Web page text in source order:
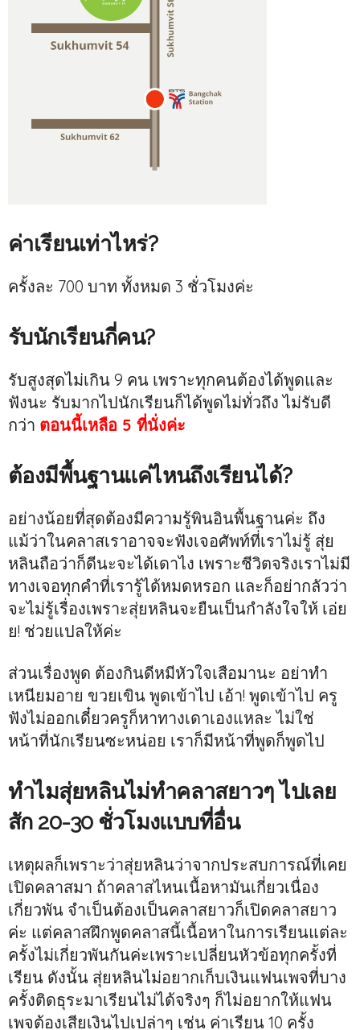
ค่าเรียนเท่าไหร่?
ครั้งละ 700 บาท ทั้งหมด 3 ชั่วโมงค่ะ
รับนักเรียนกี่คน?
รับสูงสุดไม่เกิน 9 คน เพราะทุกคนต้องได้พูดและ
ฟังนะ รับมากไปนักเรียนก็ได้พูดไม่ทั่วถึง ไม่รับดี
กว่า ตอนนี้เหลือ 5 ที่นั่งค่ะ
ต้องมีพื้นฐานแค่ไหนถึงเรียนได้?
อย่างน้อยที่สุดต้องมีความรู้พินอินพื้นฐานค่ะ ถึง
แม้ว่าในคลาสเราอาจจะฟังเจอศัพท์ที่เราไม่รู้ สุ่ย
หลินถือว่าก็ดีนะจะได้เดาไง เพราะชีวิตจริงเราไม่มี
ทางเจอทุกคำที่เรารู้ได้หมดหรอก และก็อย่ากลัวว่า
จะไม่รู้เรื่องเพราะสุ่ยหลินจะยืนเป็นกำลังใจให้ เอ่ย
ย! ช่วยแปลให้ค่ะ
ส่วนเรื่องพูด ต้องกินดีหมีหัวใจเสือมานะ อย่าทำ
เหนียมอาย ขวยเขิน พูดเข้าไป เอ้า! พูดเข้าไป ครู
ฟังไม่ออกเดี๋ยวครูก็หาทางเดาเองแหละ ไม่ใช่
หน้าที่นักเรียนซะหน่อย เราก็มีหน้าที่พูดก็พูดไป
ทำไมสุ่ยหลินไม่ทำคลาสยาวๆ ไปเลย
สัก 20-30 ชั่วโมงแบบที่อื่น
เหตุผลก็เพราะว่าสุ่ยหลินว่าจากประสบการณ์ที่เคย
เปิดคลาสมา ถ้าคลาสไหนเนื้อหามันเกี่ยวเนื่อง
เกี่ยวพัน จำเป็นต้องเป็นคลาสยาวก็เปิดคลาสยาว
ค่ะ แต่คลาสฝึกพูดคลาสนี้เนื้อหาในการเรียนแต่ละ
ครั้งไม่เกี่ยวพันกันค่ะเพราะเปลี่ยนหัวข้อทุกครั้งที่
เรียน ดังนั้น สุ่ยหลินไม่อยากเก็บเงินแฟนเพจที่บาง
ครั้งติดธุระมาเรียนไม่ได้จริงๆ ก็ไม่อยากให้แฟน
เพจต้องเสียเงินไปเปล่าๆ เช่น ค่าเรียน 10 ครั้ง